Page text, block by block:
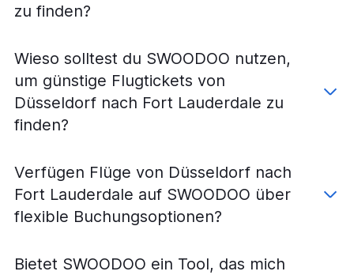
zu finden?
Wieso solltest du SWOODOO nutzen,
um günstige Flugtickets von
Düsseldorf nach Fort Lauderdale zu
finden?
Verfügen Flüge von Düsseldorf nach
Fort Lauderdale auf SWOODOO über
flexible Buchungsoptionen?
Bietet SWOODOO ein Tool, das mich